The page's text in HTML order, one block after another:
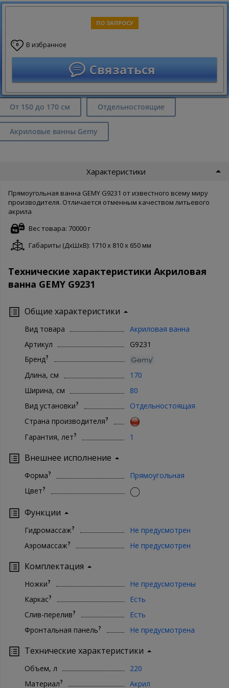
ПО ЗАПРОСУ
0 В избранное
Связаться
От 150 до 170 см Отдельностоящие
Акриловые ванны Gemy
Характеристики
Прямоугольная ванна GEMY G9231 от известного всему миру
производителя. Отличается отменным качеством литьевого
акрила
Вес товара: 70000 г
Габариты (ДxШxВ): 1710 x 810 x 650 мм
Технические характеристики Акриловая
ванна GEMY G9231
Общие характеристики
Вид товара
Акриловая ванна
Артикул
G9231
Бренд?
Длина, см
170
Ширина, см
80
Вид установки?
Отдельностоящая
Страна производителя?
Гарантия, лет? 1
Внешнее исполнение
Форма?
Прямоугольная
Цвет?
Функции
Гидромассаж?
Не предусмотрен
Аэромассаж? Не предусмотрен
Комплектация
Ножки?
Не предусмотрены
Каркас?
Есть
Слив-перелив?
Есть
Фронтальная панель? Не предусмотрена
Технические характеристики
Объем, л
220
Материал? Акрил